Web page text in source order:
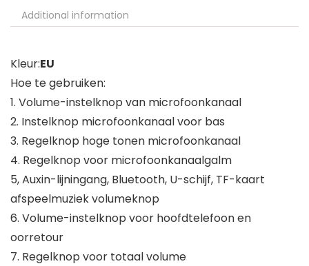
Additional information
Kleur:EU
Hoe te gebruiken:
1. Volume-instelknop van microfoonkanaal
2. Instelknop microfoonkanaal voor bas
3. Regelknop hoge tonen microfoonkanaal
4. Regelknop voor microfoonkanaalgalm
5, Auxin-lijningang, Bluetooth, U-schijf, TF-kaart
afspeelmuziek volumeknop
6. Volume-instelknop voor hoofdtelefoon en
oorretour
7. Regelknop voor totaal volume